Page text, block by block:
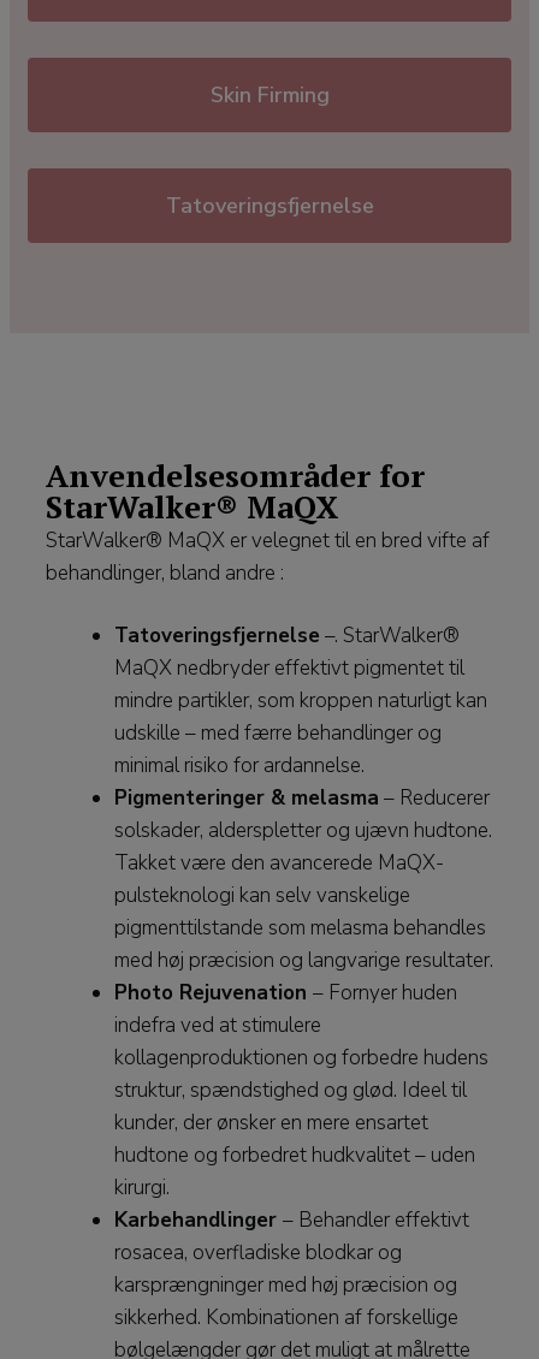
Skin Firming
Tatoveringsfjernelse
Anvendelsesområder for
StarWalker® MaQX
StarWalker® MaQX er velegnet til en bred vifte af
behandlinger, bland andre :
Tatoveringsfjernelse –. StarWalker®
MaQX nedbryder effektivt pigmentet til
mindre partikler, som kroppen naturligt kan
udskille – med færre behandlinger og
minimal risiko for ardannelse.
Pigmenteringer & melasma – Reducerer
solskader, alderspletter og ujævn hudtone.
Takket være den avancerede MaQX-
pulsteknologi kan selv vanskelige
pigmenttilstande som melasma behandles
med høj præcision og langvarige resultater.
Photo Rejuvenation – Fornyer huden
indefra ved at stimulere
kollagenproduktionen og forbedre hudens
struktur, spændstighed og glød. Ideel til
kunder, der ønsker en mere ensartet
hudtone og forbedret hudkvalitet – uden
kirurgi.
Karbehandlinger – Behandler effektivt
rosacea, overfladiske blodkar og
karsprængninger med høj præcision og
sikkerhed. Kombinationen af forskellige
bølgelængder gør det muligt at målrette